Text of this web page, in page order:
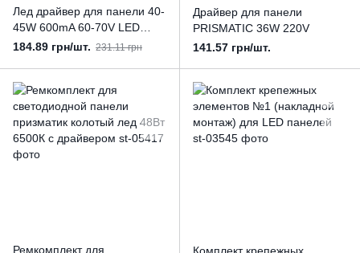
Лед драйвер для панели 40-
45W 600mA 60-70V LED
STORY Profi
184.89 грн/шт. 231.11 грн
Драйвер для панели
PRISMATIC 36W 220V
141.57 грн/шт.
Ремкомплект для